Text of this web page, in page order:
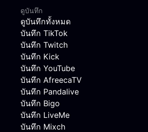
ดูบันทึก
ดูบันทึกทั้งหมด
บันทึก TikTok
บันทึก Twitch
บันทึก Kick
บันทึก YouTube
บันทึก AfreecaTV
บันทึก Pandalive
บันทึก Bigo
บันทึก LiveMe
บันทึก Mixch